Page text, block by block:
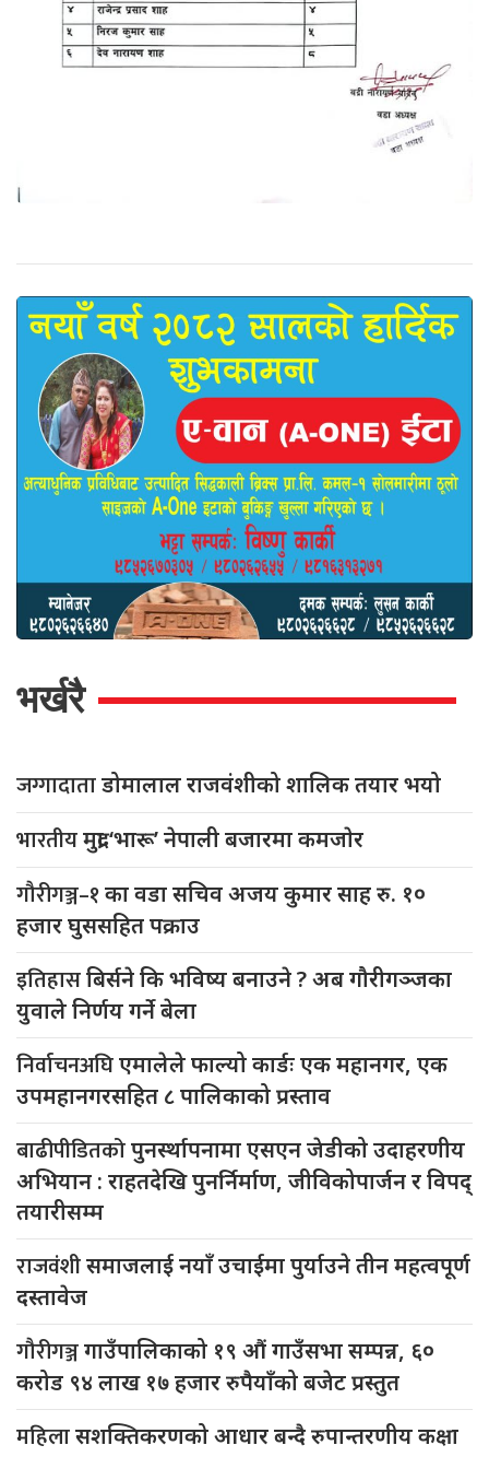
भर्खरै
जग्गादाताडोमालाल राजवंशीको शालिक तयार भयो
भारतीयमुद्रा ‘भारू’ नेपाली बजारमा कमजाेर
गौरीगञ्ज–१का वडा सचिव अजय कुमार साह रु. १०
हजार घुससहित पक्राउ
इतिहासबिर्सने कि भविष्य बनाउने ? अब गौरीगञ्जका
युवाले निर्णय गर्ने बेला
निर्वाचनअघिएमालेले फाल्यो कार्डः एक महानगर, एक
उपमहानगरसहित ८ पालिकाको प्रस्ताव
बाढीपीडितकोपुनर्स्थापनामा एसएन जेडीको उदाहरणीय
अभियान : राहतदेखि पुनर्निर्माण, जीविकोपार्जन र विपद्
तयारीसम्म
राजवंशीसमाजलाई नयाँ उचाईमा पुर्याउने तीन महत्वपूर्ण
दस्तावेज
गौरीगञ्जगाउँपालिकाको १९ औं गाउँसभा सम्पन्न, ६०
करोड ९४ लाख १७ हजार रुपैयाँको बजेट प्रस्तुत
महिलासशक्तिकरणको आधार बन्दै रुपान्तरणीय कक्षा